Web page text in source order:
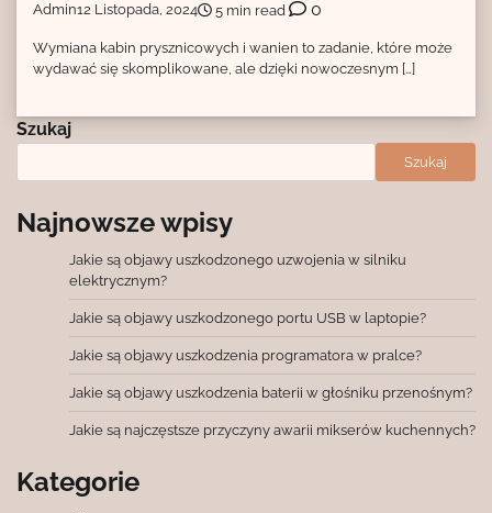
Admin12 Listopada, 2024 5 min read 0
Wymiana kabin prysznicowych i wanien to zadanie, które może
wydawać się skomplikowane, ale dzięki nowoczesnym […]
Szukaj
Szukaj
Najnowsze wpisy
Jakie są objawy uszkodzonego uzwojenia w silniku
elektrycznym?
Jakie są objawy uszkodzonego portu USB w laptopie?
Jakie są objawy uszkodzenia programatora w pralce?
Jakie są objawy uszkodzenia baterii w głośniku przenośnym?
Jakie są najczęstsze przyczyny awarii mikserów kuchennych?
Kategorie